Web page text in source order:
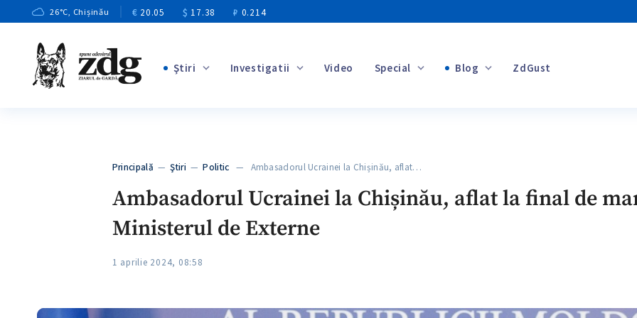
26°C, Chișinău € 20.05 $ 17.38 ₽ 0.214
Ştiri Investigatii Video Special Blog ZdGust
Principală —Ştiri —Politic — Ambasadorul Ucrainei la Chișinău, aflat…
Ambasadorul Ucrainei la Chișinău, aflat la final de
Ministerul de Externe
1 aprilie 2024, 08:58